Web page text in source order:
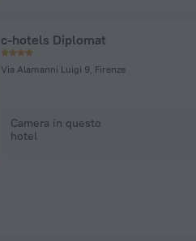
c-hotels Diplomat
Via Alamanni Luigi 9, Firenze
Camera in questo
hotel